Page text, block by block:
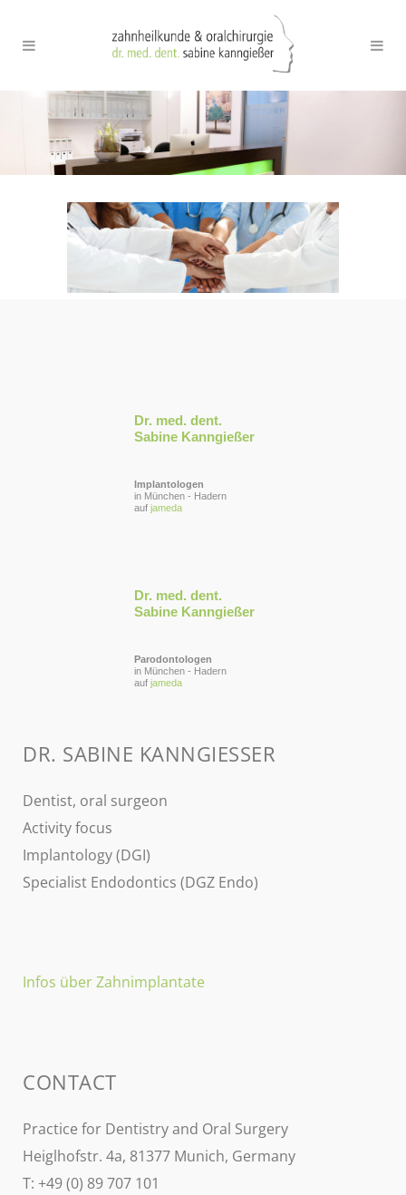
Dr. med. dent.
Sabine Kanngießer
Implantologen
in München - Hadern
auf jameda
Dr. med. dent.
Sabine Kanngießer
Parodontologen
in München - Hadern
auf jameda
DR. SABINE KANNGIESSER
Dentist, oral surgeon
Activity focus
Implantology (DGI)
Specialist Endodontics (DGZ Endo)
Infos über Zahnimplantate
CONTACT
Practice for Dentistry and Oral Surgery
Heiglhofstr. 4a, 81377 Munich, Germany
T: +49 (0) 89 707 101